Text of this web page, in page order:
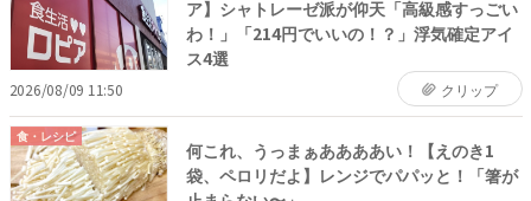
ア】シャトレーゼ派が仰天「高級感すっごい
わ！」「214円でいいの！？」浮気確定アイ
ス4選
2026/08/09 11:50 クリップ
食・レシピ
何これ、うっまぁああああい！【えのき1
袋、ペロリだよ】レンジでパパッと！「箸が